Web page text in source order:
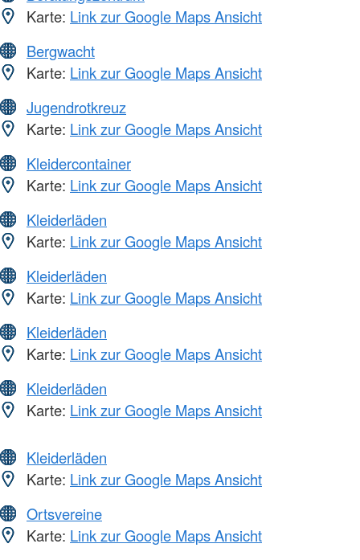
Karte: Link zur Google Maps Ansicht
Bergwacht
Karte: Link zur Google Maps Ansicht
Jugendrotkreuz
Karte: Link zur Google Maps Ansicht
Kleidercontainer
Karte: Link zur Google Maps Ansicht
Kleiderläden
Karte: Link zur Google Maps Ansicht
Kleiderläden
Karte: Link zur Google Maps Ansicht
Kleiderläden
Karte: Link zur Google Maps Ansicht
Kleiderläden
Karte: Link zur Google Maps Ansicht
Kleiderläden
Karte: Link zur Google Maps Ansicht
Ortsvereine
Karte: Link zur Google Maps Ansicht